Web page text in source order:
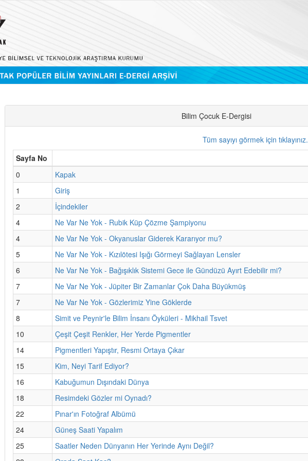
Bilim Çocuk E-Dergisi
Tüm sayıyı görmek için tıklayınız.
Sayfa No
0
Kapak
1
Giriş
2
İçindekiler
4
Ne Var Ne Yok - Rubik Küp Çözme Şampiyonu
4
Ne Var Ne Yok - Okyanuslar Giderek Kararıyor mu?
5
Ne Var Ne Yok - Kızılötesi Işığı Görmeyi Sağlayan Lensler
6
Ne Var Ne Yok - Bağışıklık Sistemi Gece ile Gündüzü Ayırt Edebilir mi?
7
Ne Var Ne Yok - Jüpiter Bir Zamanlar Çok Daha Büyükmüş
7
Ne Var Ne Yok - Gözlerimiz Yine Göklerde
8
Simit ve Peynir'le Bilim İnsanı Öyküleri - Mikhail Tsvet
10
Çeşit Çeşit Renkler, Her Yerde Pigmentler
14
Pigmentleri Yapıştır, Resmi Ortaya Çıkar
15
Kim, Neyi Tarif Ediyor?
16
Kabuğumun Dışındaki Dünya
18
Resimdeki Gözler mi Oynadı?
22
Pınar'ın Fotoğraf Albümü
24
Güneş Saati Yapalım
25
Saatler Neden Dünyanın Her Yerinde Aynı Değil?